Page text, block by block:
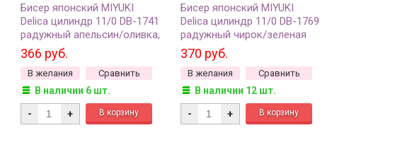
Бисер японский MIYUKI
Delica цилиндр 11/0 DB-1741
радужный апельсин/оливка,
окрашенный изнутри, 5
грамм
366 руб.
В желания Сравнить
В наличии 6 шт.
- +
Бисер японский MIYUKI
Delica цилиндр 11/0 DB-1769
радужный чирок/зеленая
вода, сверкающий/
окрашенный изнутри, 5
грамм
370 руб.
В желания Сравнить
В наличии 12 шт.
- +